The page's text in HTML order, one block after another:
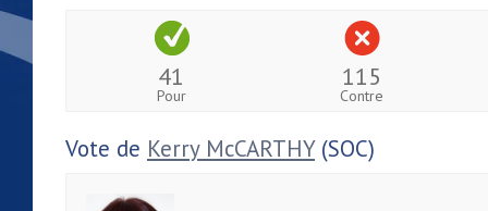
41
Pour
115
Contre
Vote de Kerry McCARTHY(SOC)